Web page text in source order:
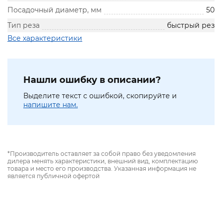
Посадочный диаметр, мм
50
Тип реза
быстрый рез
Все характеристики
Нашли ошибку в описании?
Выделите текст с ошибкой, скопируйте и
напишите нам.
*Производитель оставляет за собой право без уведомления
дилера менять характеристики, внешний вид, комплектацию
товара и место его производства. Указанная информация не
является публичной офертой